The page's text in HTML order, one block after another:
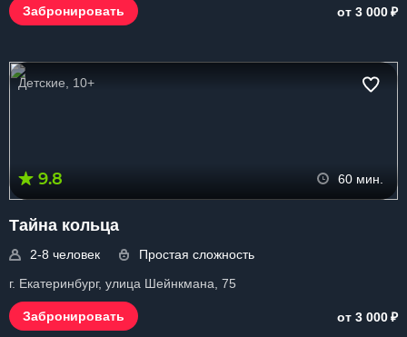
Забронировать от 3 000₽
Детские, 10+
9.8 60 мин.
Тайна кольца
2-8 человек
Простая сложность
г. Екатеринбург, улица Шейнкмана, 75
Забронировать от 3 000₽